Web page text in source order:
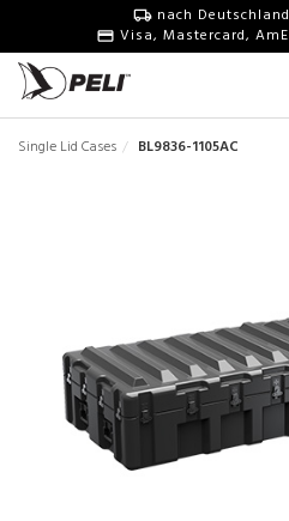
nach
Visa, Mastercard,
Single Lid Cases BL9836-1105AC